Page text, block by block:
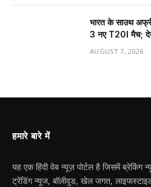
भारत के साउथ
3 नए T20I मैच;
AUGUST 7, 2026
हमारे बारे में
यह एक हिंदी वेब न्यूज़ पोर्टल है जिसमें ब्रेकिंग
ट्रेंडिंग न्यूज, बॉलीवुड, खेल जगत,